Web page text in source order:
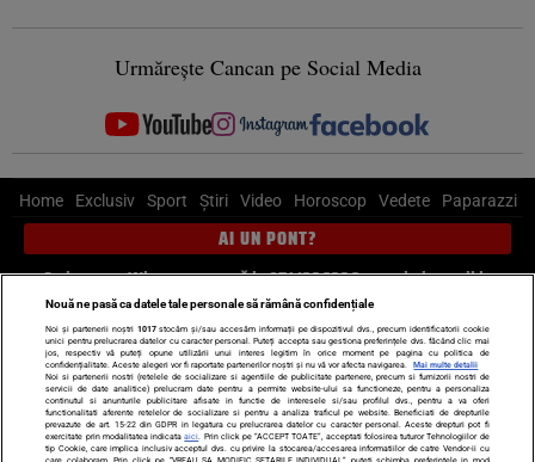
Urmărește Cancan pe Social Media
Home Exclusiv Sport Știri Video Horoscop Vedete Paparazzi
AI UN PONT?
Scrie-ne pe Whatsapp, sună la 0741226226 sau trimite mail la
pont@cancan.ro
Știri interne Știri externe
Politică
Ultimele stiri
Diete Insula Iubirii Dictionar de vise
LIFE STYLE
Horoscop
Nouă ne pasă ca datele tale personale să rămână confidențiale
Noi și partenerii noștri 1017stocăm și/sau accesăm informații pe dispozitivul dvs., precum identificatorii cookie
unici pentru prelucrarea datelor cu caracter personal. Puteți accepta sau gestiona preferințele dvs. făcând clic mai
jos, respectiv vă puteți opune utilizării unui interes legitim în orice moment pe pagina cu politica de
confidențialitate. Aceste alegeri vor fi raportate partenerilor noștri și nu vă vor afecta navigarea.
Mai multe detalii
Noi si partenerii nostri (retelele de socializare si agentiile de publicitate partenere, precum si furnizorii nostri de
servicii de date analitice) prelucram date pentru a permite website-ului sa functioneze, pentru a personaliza
continutul si anunturile publicitare afisate in functie de interesele si/sau profilul dvs., pentru a va oferi
functionalitati aferente retelelor de socializare si pentru a analiza traficul pe website. Beneficiati de drepturile
prevazute de art. 15-22 din GDPR in legatura cu prelucrarea datelor cu caracter personal. Aceste drepturi pot fi
exercitate prin modalitatea indicataaici . Prin click pe “ACCEPT TOATE”, acceptati folosirea tuturor Tehnologiilor de
tip Cookie, care implica inclusiv acceptul dvs. cu privire la stocarea/accesarea informatiilor de catre Vendor-ii cu
care colaboram. Prin click pe “VREAU SA MODIFIC SETARILE INDIVIDUAL” puteti schimba preferintele in mod